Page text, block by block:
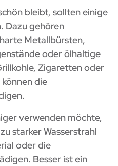
bleibt, sollten einige
Dazu gehören
Metallbürsten,
oder ölhaltige
Zigaretten oder
die
verwenden möchte,
starker Wasserstrahl
oder die
Besser ist ein